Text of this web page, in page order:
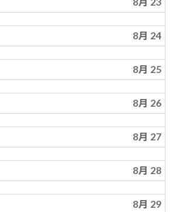
8月 24
8月 25
8月 26
8月 27
8月 28
8月 29